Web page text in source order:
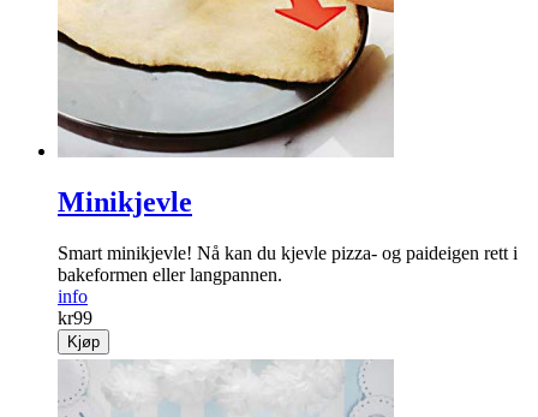
Minikjevle
Smart minikjevle! Nå kan du kjevle pizza- og paideigen rett i
bakeformen eller langpannen.
info
kr99
Kjøp